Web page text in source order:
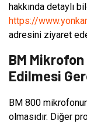
hakkında detaylı
https://
adresini ziyaret
BM
Edilmesi
BM 800
olmasıdır. Diğer